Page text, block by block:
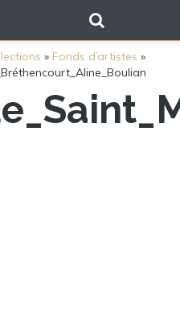
» Fonds d’artistes »